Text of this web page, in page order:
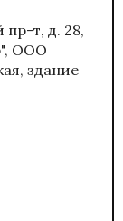
пр-т, д. 28,
ООО
здание